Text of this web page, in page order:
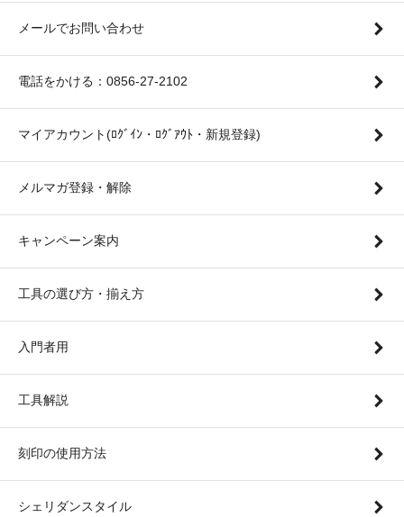
メールでお問い合わせ
電話をかける：0856-27-2102
マイアカウント(ﾛｸﾞｲﾝ・ﾛｸﾞｱｳﾄ・新規登録)
メルマガ登録・解除
キャンペーン案内
工具の選び方・揃え方
入門者用
工具解説
刻印の使用方法
シェリダンスタイル